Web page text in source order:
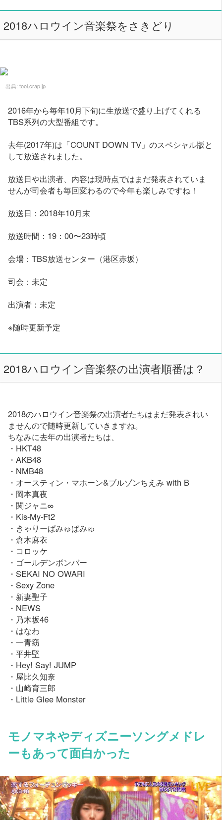
2018ハロウイン音楽祭をさきどり
出典: tool.crap.jp
2016年から毎年10月下旬に生放送で盛り上げてくれる
TBS系列の大型番組です。
去年(2017年)は「COUNT DOWN TV」のスペシャル版と
して放送されました。
放送日や出演者、内容は現時点ではまだ発表されていま
せんが司会者も毎回変わるので今年も楽しみですね！
放送日：2018年10月末
放送時間：19：00〜23時頃
会場：TBS放送センター（港区赤坂）
司会：未定
出演者：未定
※随時更新予定
2018ハロウイン音楽祭の出演者順番は？
2018のハロウイン音楽祭の出演者たちはまだ発表されい
ませんので随時更新していきますね。
ちなみに去年の出演者たちは、
・HKT48
・AKB48
・NMB48
・オースティン・マホーン&ブルゾンちえみ with B
・岡本真夜
・関ジャニ∞
・Kis-My-Ft2
・きゃりーぱみゅぱみゅ
・倉木麻衣
・コロッケ
・ゴールデンボンバー
・SEKAI NO OWARI
・Sexy Zone
・新妻聖子
・NEWS
・乃木坂46
・はなわ
・一青窈
・平井堅
・Hey! Say! JUMP
・屋比久知奈
・山崎育三郎
・Little Glee Monster
モノマネやディズニーソングメドレ
ーもあって面白かった